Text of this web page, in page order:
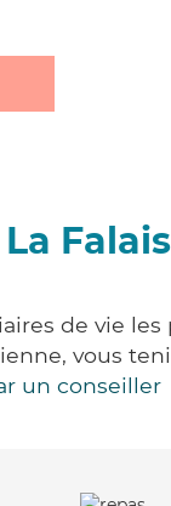
de vie
vous
un conseiller